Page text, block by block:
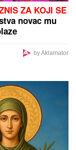
luks stan
drugačiji, ali..."